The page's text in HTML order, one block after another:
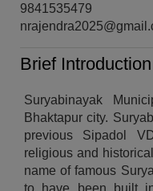
9841535479
Brief Introduction
Suryabinayak
Bhaktapur city.
previous Sipadol
religious and
name of famous
to have been built